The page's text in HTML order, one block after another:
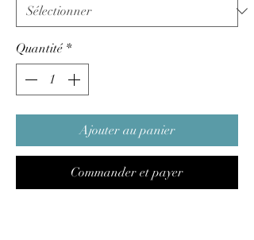
Quantité *
Ajouter au panier
Commander et payer